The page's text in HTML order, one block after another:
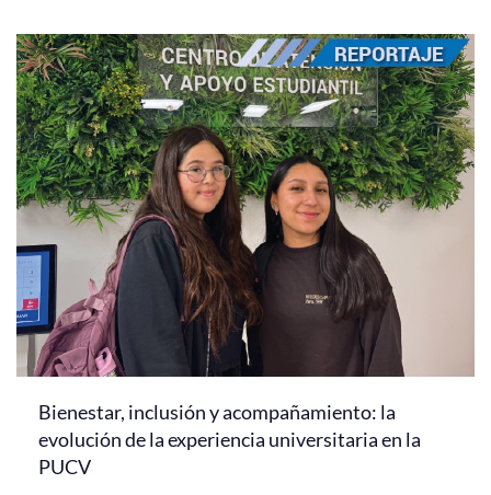
Bienestar, inclusión y acompañamiento: la
evolución de la experiencia universitaria en la
PUCV